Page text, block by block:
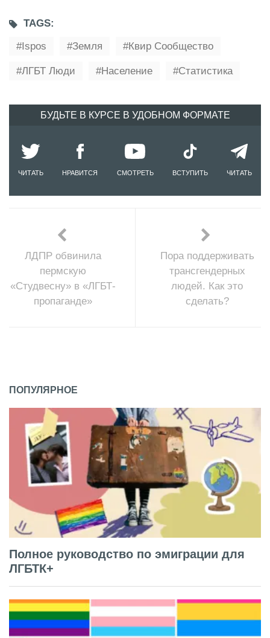
TAGS:
Ispos
Земля Квир Сообщество
ЛГБТ Люди Население Статистика
БУДЬТЕ В КУРСЕ В УДОБНОМ ФОРМАТЕ
ЧИТАТЬ НРАВИТСЯ СМОТРЕТЬ ВСТУПИТЬ ЧИТАТЬ
ЛДПР обвинила
пермскую
«Студвесну» в «ЛГБТ-
пропаганде»
Пора поддерживать
трансгендерных
людей. Как это
сделать?
ПОПУЛЯРНОЕ
Полное руководство по эмиграции для
ЛГБТК+